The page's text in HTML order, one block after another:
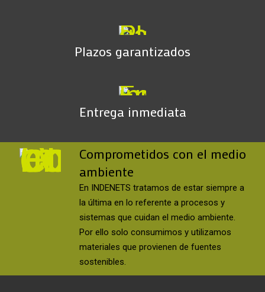
Plazos garantizados
Entrega inmediata
Comprometidos con el medio
ambiente
En INDENETS tratamos de estar siempre a
la última en lo referente a procesos y
sistemas que cuidan el medio ambiente.
Por ello solo consumimos y utilizamos
materiales que provienen de fuentes
sostenibles.